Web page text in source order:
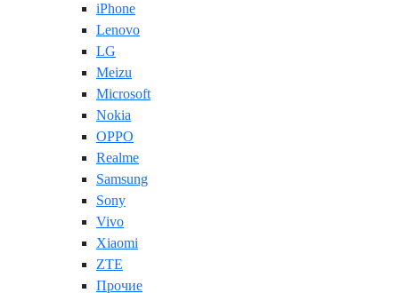
iPhone
Lenovo
LG
Meizu
Microsoft
Nokia
OPPO
Realme
Samsung
Sony
Vivo
Xiaomi
ZTE
Прочие